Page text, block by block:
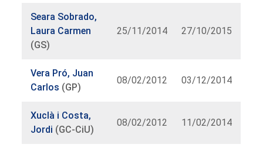
Seara Sobrado,
Laura Carmen
(GS)
25/11/2014 27/10/2015
Vera Pró, Juan
Carlos (GP)
08/02/2012 03/12/2014
Xuclà i Costa,
Jordi (GC-CiU)
08/02/2012 11/02/2014